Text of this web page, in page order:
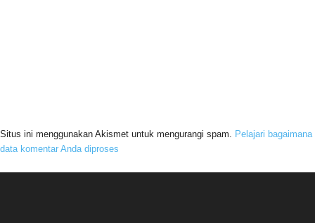
Situs ini menggunakan Akismet untuk mengurangi spam. Pelajari bagaimana
data komentar Anda diproses